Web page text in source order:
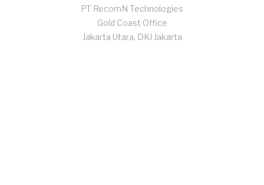
PT RecomN Technologies
Gold Coast Office
Jakarta Utara, DKI Jakarta